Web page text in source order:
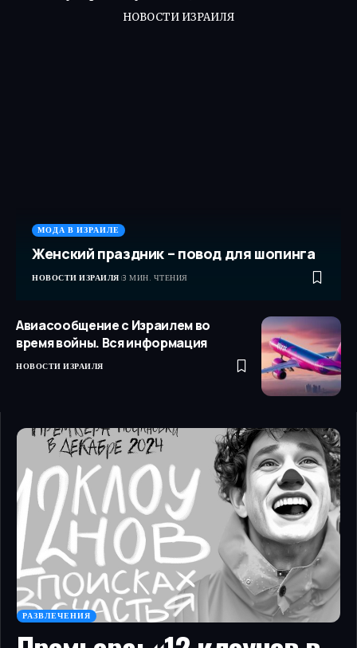
НОВОСТИ ИЗРАИЛЯ
МОДА В ИЗРАИЛЕ
Женский праздник – повод для шопинга
НОВОСТИ ИЗРАИЛЯ 3 МИН. ЧТЕНИЯ
Авиасообщение с Израилем во
время войны. Вся информация
НОВОСТИ ИЗРАИЛЯ
РАЗВЛЕЧЕНИЯ